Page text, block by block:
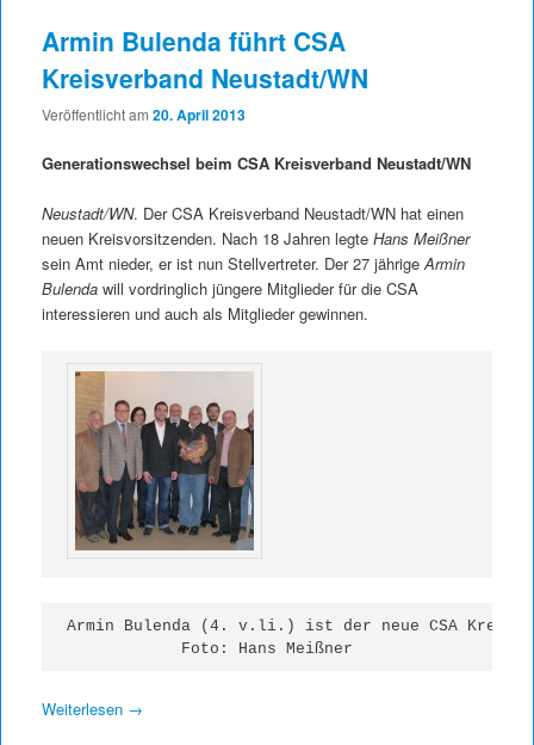
Armin Bulenda führt CSA
Kreisverband Neustadt/WN
Veröffentlicht am 20. April 2013
Generationswechsel beim CSA Kreisverband Neustadt/WN
Neustadt/WN. Der CSA Kreisverband Neustadt/WN hat einen
neuen Kreisvorsitzenden. Nach 18 Jahren legte Hans Meißner
sein Amt nieder, er ist nun Stellvertreter. Der 27 jährigeArmin
Bulendawill vordringlich jüngere Mitglieder für die CSA
interessieren und auch als Mitglieder gewinnen.
Armin Bulenda (4. v.li.) ist der neue CSA
Foto: Hans Meißner
Weiterlesen →